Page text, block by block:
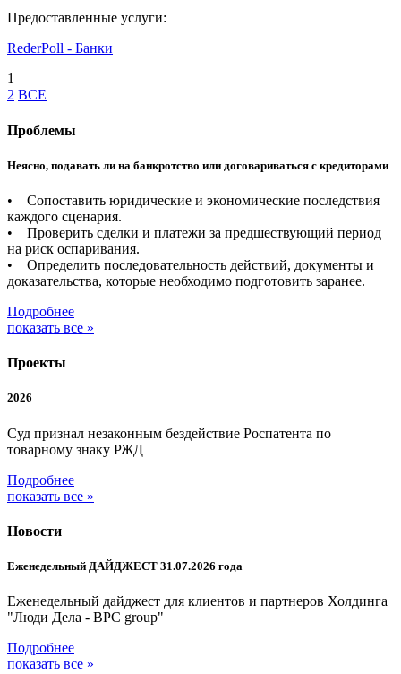
Предоставленные услуги:
RederPoll - Банки
1
2 ВСЕ
Проблемы
Неясно, подавать ли на банкротство или договариваться с кредиторами
• Сопоставить юридические и экономические последствия
каждого сценария.
• Проверить сделки и платежи за предшествующий период
на риск оспаривания.
• Определить последовательность действий, документы и
доказательства, которые необходимо подготовить заранее.
Подробнее
показать все »
Проекты
2026
Суд признал незаконным бездействие Роспатента по
товарному знаку РЖД
Подробнее
показать все »
Новости
Еженедельный ДАЙДЖЕСТ 31.07.2026 года
Еженедельный дайджест для клиентов и партнеров Холдинга
"Люди Дела - BPC group"
Подробнее
показать все »